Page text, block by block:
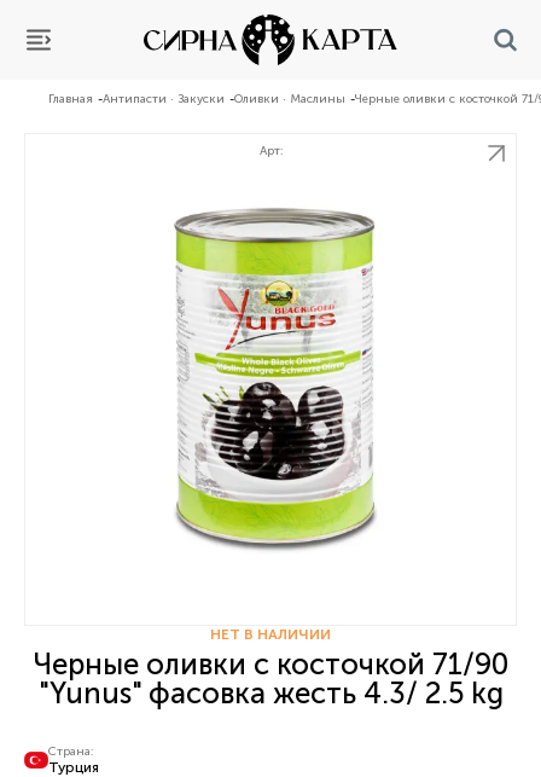
Главная Антипасти · Закуски Оливки · Маслины Черные оливки с косточкой
Арт:
НЕТ В НАЛИЧИИ
Черные оливки с косточкой 71/90
"Yunus" фасовка жесть 4.3/ 2.5 kg
Страна:
Турция